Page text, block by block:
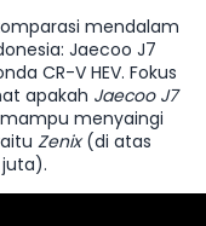
mendalam
Jaecoo J7
CR-V HEV. Fokus
apakah Jaecoo J7
menyaingi
Zenix(di atas